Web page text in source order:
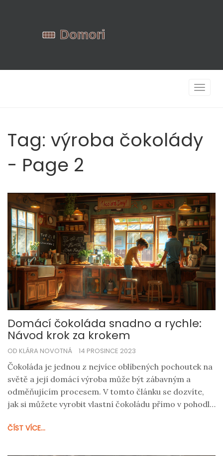
Tag: výroba čokolády
- Page 2
Domácí čokoláda snadno a rychle:
Návod krok za krokem
OD KLÁRA NOVOTNÁ 14 PROSINCE 2023
Čokoláda je jednou z nejvíce oblíbených pochoutek na
světě a její domácí výroba může být zábavným a
odměňujícím procesem. V tomto článku se dozvíte,
jak si můžete vyrobit vlastní čokoládu přímo v pohodlí
temperování čokolády a dalších důležitých kroků
ČÍST VÍCE...